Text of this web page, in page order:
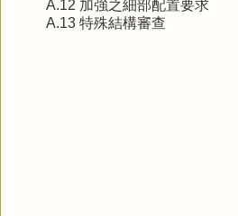
A.12 加強之細部配置要求
A.13 特殊結構審查